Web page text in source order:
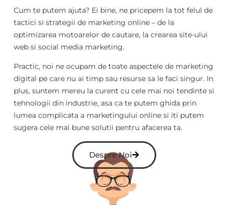
Cum te putem ajuta? Ei bine, ne pricepem la tot felul de
tactici si strategii de marketing online – de la
optimizarea motoarelor de cautare, la crearea site-ului
web si social media marketing.
Practic, noi ne ocupam de toate aspectele de marketing
digital pe care nu ai timp sau resurse sa le faci singur. In
plus, suntem mereu la curent cu cele mai noi tendinte si
tehnologii din industrie, asa ca te putem ghida prin
lumea complicata a marketingului online si iti putem
sugera cele mai bune solutii pentru afacerea ta.
Despre Noi